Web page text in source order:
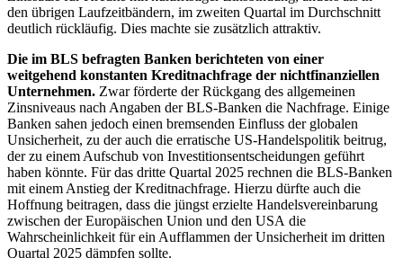
den übrigen Laufzeitbändern, im zweiten Quartal im Durchschnitt
deutlich rückläufig. Dies machte sie zusätzlich attraktiv.
Die im BLS befragten Banken berichteten von einer
weitgehend konstanten Kreditnachfrage der nichtfinanziellen
Unternehmen. Zwar förderte der Rückgang des allgemeinen
Zinsniveaus nach Angaben derBLS-Banken die Nachfrage. Einige
Banken sahen jedoch einen bremsenden Einfluss der globalen
Unsicherheit, zu der auch die erratische US-Handelspolitik beitrug,
der zu einem Aufschub von Investitionsentscheidungen geführt
haben könnte. Für das dritte Quartal 2025 rechnen die BLS-Banken
mit einem Anstieg der Kreditnachfrage. Hierzu dürfte auch die
Hoffnung beitragen, dass die jüngst erzielte Handelsvereinbarung
zwischen der Europäischen Union und den USA die
Wahrscheinlichkeit für ein Aufflammen der Unsicherheit im dritten
Quartal 2025 dämpfen sollte.